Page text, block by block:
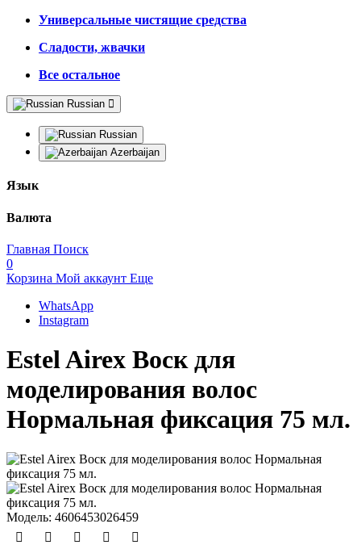
Универсальные чистящие средства
Сладости, жвачки
Все остальное
Russian
Russian
Azerbaijan
Язык
Валюта
Главная Поиск
0
Корзина Мой аккаунт Еще
WhatsApp
Instagram
Estel Airex Воск для
моделирования волос
Нормальная фиксация 75 мл.
Модель: 4606453026459